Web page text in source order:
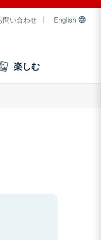
問い合わせ English
楽しむ